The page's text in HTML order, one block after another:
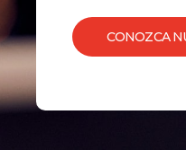
CONOZCA